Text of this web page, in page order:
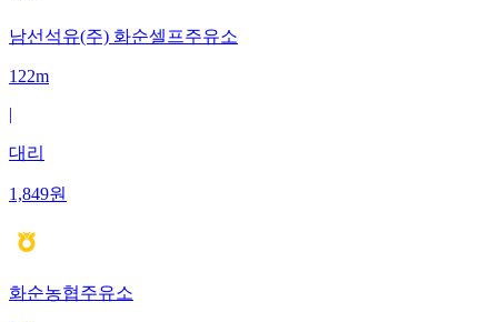
남선석유(주) 화순셀프주유소
122m
|
대리
1,849원
화순농협주유소